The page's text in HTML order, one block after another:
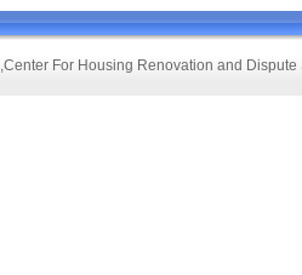
,Center For Housing Renovation and Dispute